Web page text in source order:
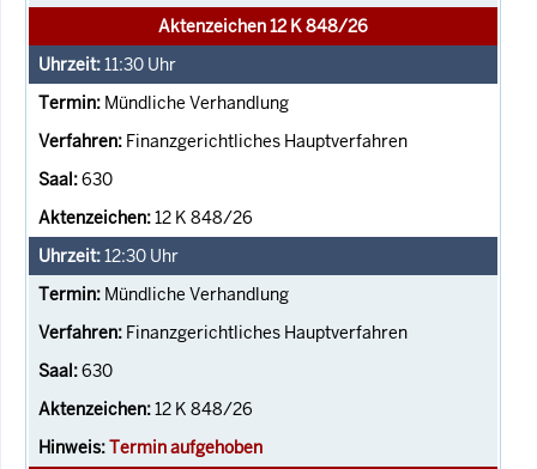
Aktenzeichen 12 K 848/26
11:30 Uhr
Mündliche Verhandlung
Finanzgerichtliches Hauptverfahren
630
12 K 848/26
12:30 Uhr
Mündliche Verhandlung
Finanzgerichtliches Hauptverfahren
630
12 K 848/26
Termin aufgehoben